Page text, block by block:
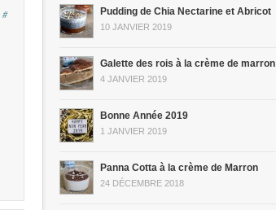
# Pudding de Chia Nectarine et Abricot
10 JANVIER 2019
Galette des rois à la crème de marron
4 JANVIER 2019
Bonne Année 2019
1 JANVIER 2019
Panna Cotta à la crème de Marron
24 DÉCEMBRE 2018